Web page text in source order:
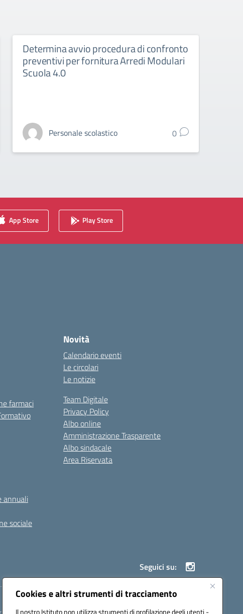
Cookies e altri strumenti di tracciamento
Il nostro Istituto non utilizza strumenti di profilazione degli utenti -
Determina avvio procedura di confronto
preventivi per fornitura Arredi Modulari
Scuola 4.0
Personale scolastico 0
App Store Play Store
farmaci
annuali
sociale
Novità
Calendario eventi
Le circolari
Le notizie
Team Digitale
Privacy Policy
Albo online
Amministrazione Trasparente
Albo sindacale
Area Riservata
Seguici su: